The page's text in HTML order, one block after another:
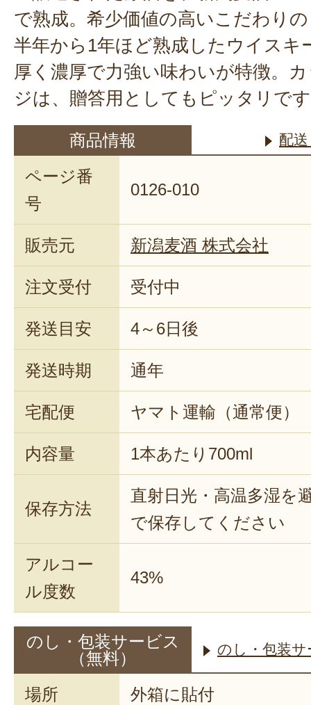
で熟成。希少価値の高いこだわり
半年から1年ほど熟成したウイスキ
厚く濃厚で力強い味わいが特徴。
ジは、贈答用としてもピッタリで
商品情報 配
ページ番
号
0126-010
販売元 新潟麦酒 株式会社
注文受付 受付中
発送目安 4～6日後
発送時期 通年
宅配便 ヤマト運輸（通常便）
内容量 1本あたり700ml
保存方法
直射日光・高温多湿を
で保存してください
アルコー
ル度数
43%
のし・包装サービス
（無料）
のし・包装
場所 外箱に貼付